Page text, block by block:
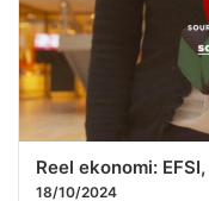
Reel ekonomi:
18/10/2024